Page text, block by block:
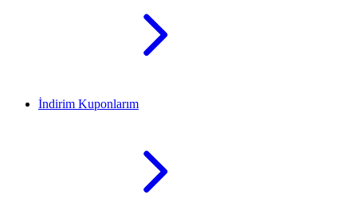
İndirim Kuponlarım